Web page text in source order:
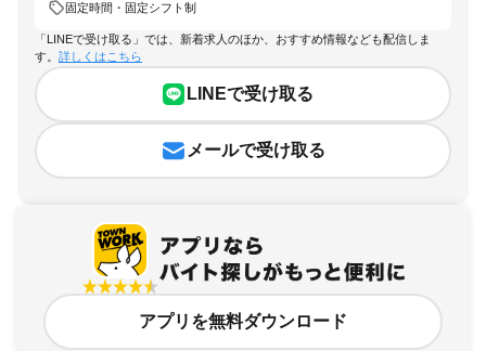
固定時間・固定シフト制
「LINEで受け取る」では、新着求人のほか、おすすめ情報なども配信しま
す。 詳しくはこちら
LINEで受け取る
メールで受け取る
アプリを無料ダウンロード